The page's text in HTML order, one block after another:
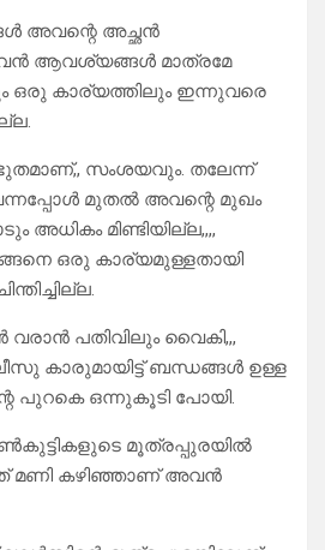
അവന്റെ അച്ഛന്‍
അവന്‍ ആവശ്യങ്ങള്‍ മാത്രമേ
ഒരു കാര്യത്തിലും ഇന്നുവരെ
സംശയവും. തലേന്ന്
വന്നപ്പോൾ മുതൽ അവന്റെ മുഖം
അധികം മിണ്ടിയില്ല,,,,
ഒരു കാര്യമുള്ളതായി
പതിവിലും വൈകി,,,
കാരുമായിട്ട് ബന്ധങ്ങൾ ഉള്ള
പുറകെ ഒന്നുകൂടി പോയി.
മൂത്രപ്പുരയിൽ
മണി കഴിഞ്ഞാണ് അവൻ